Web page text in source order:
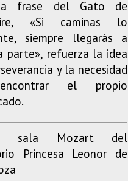
frase del Gato de
«Si caminas lo
siempre llegarás a
parte», refuerza la idea
y la necesidad
el propio
sala Mozart del
Princesa Leonor de